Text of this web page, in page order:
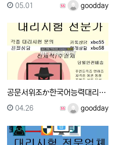
등록자 goodday
등록일
05.01
공문서위조か한국어능력대리시험✚톡상담xbc55▲텔레그램 …
등록자 goodday
등록일
04.26